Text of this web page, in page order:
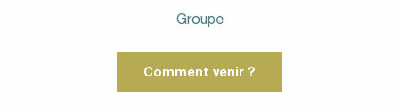
Groupe
Comment venir ?